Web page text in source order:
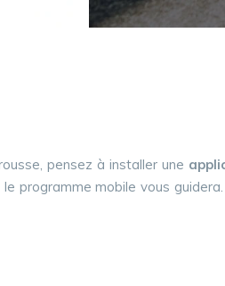
pensez à installer une
programme mobile vous